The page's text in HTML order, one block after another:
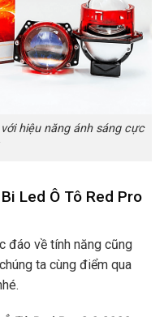
hiệu năng ánh sáng cực
Led Ô Tô Red Pro
đáo về tính năng cũng
chúng ta cùng điểm qua